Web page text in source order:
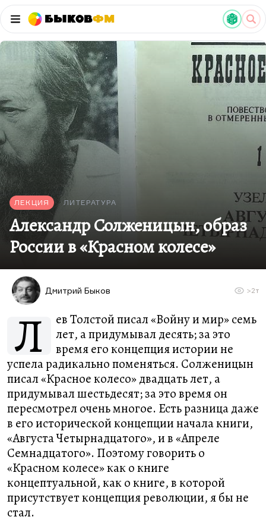
БыковФМ
ЛЕКЦИЯ ЛИТЕРАТУРА
Александр Солженицын, образ
России в «Красном колесе»
Дмитрий Быков >2т
Л
ев Толстой писал «Войну и мир» семь
лет, а придумывал десять; за это
время его концепция истории не
успела радикально поменяться. Солженицын
писал «Красное колесо» двадцать лет, а
придумывал шестьдесят; за это время он
пересмотрел очень многое. Есть разница даже
в его исторической концепции начала книги,
«Августа Четырнадцатого», и в «Апреле
Семнадцатого». Поэтому говорить о
«Красном колесе» как о книге
концептуальной, как о книге, в которой
присутствует концепция революции, я бы не
стал.